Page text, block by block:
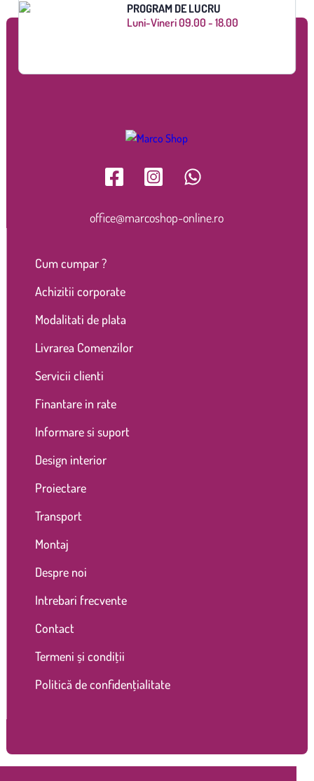
PROGRAM DE LUCRU
Luni-Vineri 09.00 - 18.00
office@marcoshop-online.ro
Cum cumpar ?
Achizitii corporate
Modalitati de plata
Livrarea Comenzilor
Servicii clienti
Finantare in rate
Informare si suport
Design interior
Proiectare
Transport
Montaj
Despre noi
Intrebari frecvente
Contact
Termeni și condiții
Politică de confidențialitate